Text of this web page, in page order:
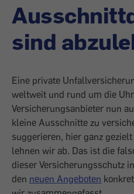
sind
Eine private
weltweit und rund um die
Versicherungsanbieter nun
kleine Ausschnitte zu
suggerieren, hier ganz
lehnen wir ab. Das ist die
dieser Versicherungsschutz
den neuen Angeboten